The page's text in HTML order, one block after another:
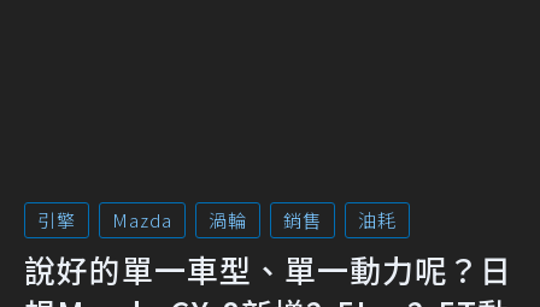
引擎 Mazda 渦輪 銷售 油耗
說好的單一車型、單一動力呢？日